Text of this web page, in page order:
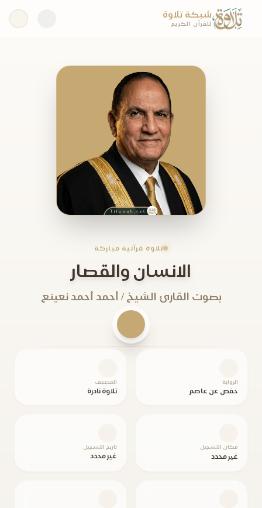
شبكة تلاوة
للقرآن الكريم
تلاوة قرآنية مباركة
الانسان والقصار
بصوت القارئ الشيخ / أحمد أحمد نعينع
الرواية
حفص عن عاصم
المصحف
تلاوة نادرة
مكان التسجيل
غير محدد
تاريخ التسجيل
غير محدد